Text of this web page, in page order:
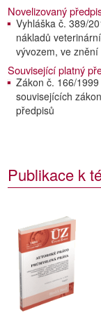
Novelizovaný
Vyhláška č. 389/
nákladů
vývozem, ve
Související platný
Zákon č. 166/
souvisejících
předpisů
Publikace k